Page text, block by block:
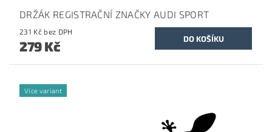
DRŽÁK REGISTRAČNÍ ZNAČKY AUDI SPORT
231 Kč bez DPH
279 Kč
Více variant